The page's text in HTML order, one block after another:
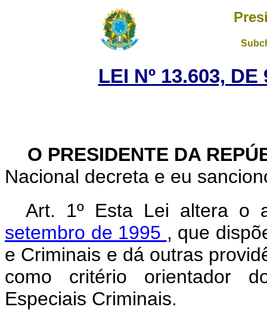
LEI Nº 13.603,
O PRESIDENTE DA
Nacional decreta e eu
Art. 1º Esta Lei altera
setembro de 1995 , que
e Criminais e dá outras
como critério orientador
Especiais Criminais.